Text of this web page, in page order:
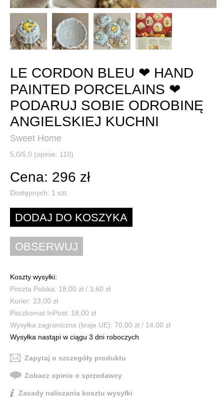
LE CORDON BLEU ❤ HAND
PAINTED PORCELAINS ❤
PODARUJ SOBIE ODROBINĘ
ANGIELSKIEJ KUCHNI
Sweet Home
5,0/5,0 (opinie: 110)
Cena: 296 zł
Dostępnych: 1 szt.
Koszty wysyłki:
Poczta Polska: 18,00 zł / 3,60 zł
Kurier: 23,00 zł
Paczkomat InPost: 18,00 zł
Wysyłka zagraniczna (kraje UE): 70,00 zł / 14,00 zł
Wysyłka nastąpi w ciągu 3 dni roboczych
Zapytaj o szczegóły produktu
Zobacz opinie o sprzedawcy
Zasady naliczania kosztu wysyłki